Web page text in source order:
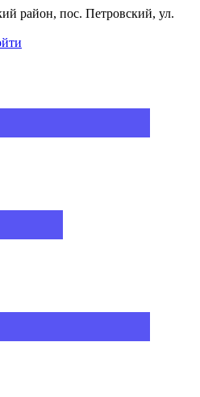
район, пос. Петровский, ул.